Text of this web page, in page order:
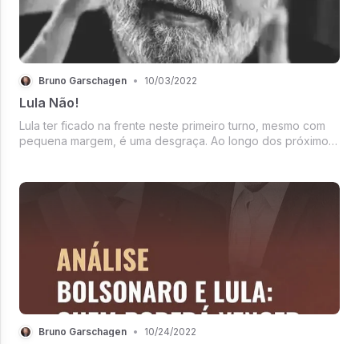
Bruno Garschagen • 10/03/2022
Lula Não!
Lula ter ficado na frente neste primeiro turno, mesmo com
pequena margem, é uma desgraça. Ao longo dos próximos
desempenho eleitoral...
Bruno Garschagen • 10/24/2022